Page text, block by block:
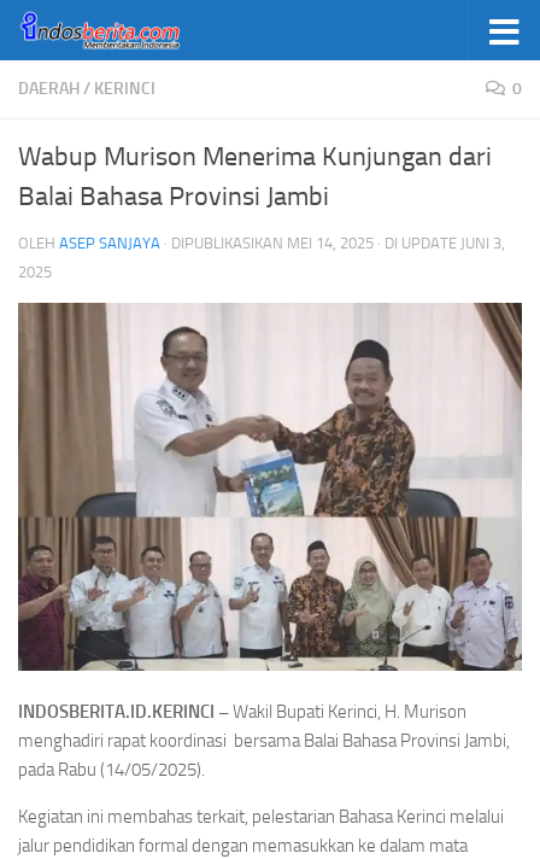
Skip to content
DAERAH/ KERINCI 0
Wabup Murison Menerima Kunjungan dari
Balai Bahasa Provinsi Jambi
OLEH ASEP SANJAYA · DIPUBLIKASIKAN MEI 14, 2025 · DI UPDATE JUNI 3,
2025
INDOSBERITA.ID.KERINCI –Wakil Bupati Kerinci, H. Murison
menghadiri rapat koordinasi bersama Balai Bahasa Provinsi Jambi,
pada Rabu (14/05/2025).
Kegiatan ini membahas terkait, pelestarian Bahasa Kerinci melalui
jalur pendidikan formal dengan memasukkan ke dalam mata